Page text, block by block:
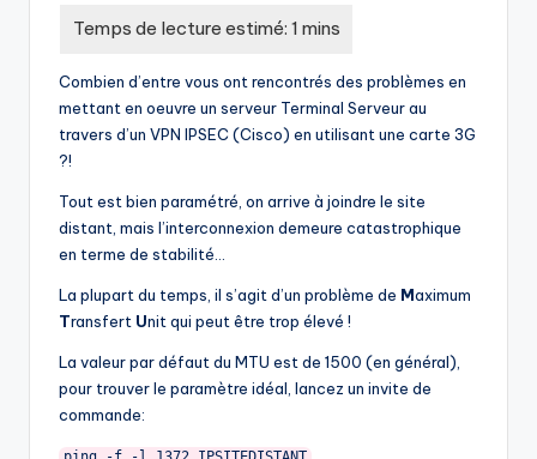
Combien d’entre vous ont rencontrés des problèmes en
mettant en oeuvre un serveur Terminal Serveur au
travers d’un VPN IPSEC (Cisco) en utilisant une carte 3G
?!
Tout est bien paramétré, on arrive à joindre le site
distant, mais l’interconnexion demeure catastrophique
en terme de stabilité…
La plupart du temps, il s’agit d’un problème de Maximum
Transfert Unit qui peut être trop élevé !
La valeur par défaut du MTU est de 1500 (en général),
pour trouver le paramètre idéal, lancez un invite de
commande: